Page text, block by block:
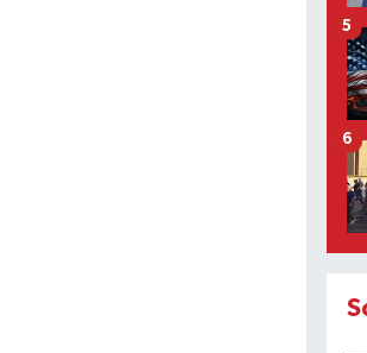
5
6